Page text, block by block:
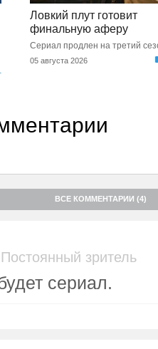
Ловкий плут готовит
финальную аферу
Сериал продлен на третий
05 августа 2026
ВСЕ КОММЕНТАРИИ (4)
Постоянный зритель
сериал.